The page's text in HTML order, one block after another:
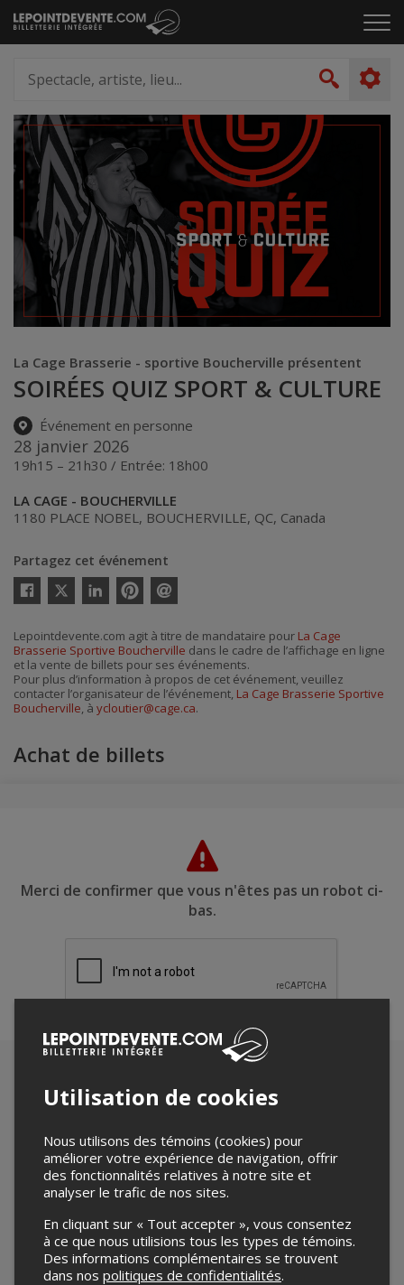
Passer
au
le
artiste,
lieu...
La Cage Brasserie - sportive Boucherville présentent
SOIRÉES QUIZ SPORT & CULTURE
Événement en personne
28 janvier 2026
19h15 – 21h30 / Entrée: 18h00
LA CAGE - BOUCHERVILLE
1180 PLACE NOBEL, BOUCHERVILLE, QC, Canada
Partagez cet événement
Twitter
courriel
Lepointdevente.com agit à titre de mandataire pour La Cage
Brasserie Sportive Boucherville dans le cadre de l’affichage en ligne
et la vente de billets pour ses événements.
Pour plus d’information à propos de cet événement, veuillez
contacter l’organisateur de l’événement, La Cage Brasserie Sportive
Boucherville, à ycloutier@cage.ca.
Achat de billets
Merci de confirmer que vous n'êtes pas un robot ci-
bas.
Utilisation de cookies
Nous utilisons des témoins (cookies) pour
améliorer votre expérience de navigation, offrir
des fonctionnalités relatives à notre site et
analyser le trafic de nos sites.
En cliquant sur « Tout accepter », vous consentez
à ce que nous utilisions tous les types de témoins.
Des informations complémentaires se trouvent
dans nos politiques de confidentialités.